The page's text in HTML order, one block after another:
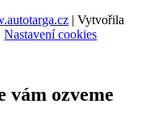
| Vytvořila
|Nastavení cookies
vám ozveme